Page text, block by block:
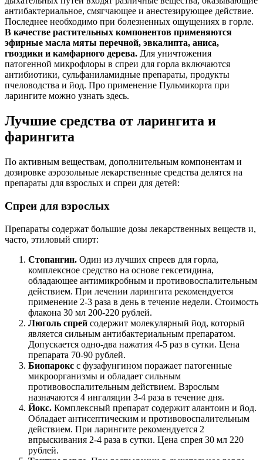
антибактериальное, смягчающее и анестезирующее действие.
Последнее необходимо при болезненных ощущениях в горле.
В качестве растительных компонентов применяются
эфирные масла мяты перечной, эвкалипта, аниса,
гвоздики и камфарного дерева. Для уничтожения
патогенной микрофлоры в спреи для горла включаются
антибиотики, сульфаниламидные препараты, продукты
пчеловодства и йод. Про применение Пульмикорта при
ларингите можно узнать здесь.
Лучшие средства от ларингита и
фарингита
По активным веществам, дополнительным компонентам и
дозировке аэрозольные лекарственные средства делятся на
препараты для взрослых и спреи для детей:
Спреи для взрослых
Препараты содержат большие дозы лекарственных веществ и,
часто, этиловый спирт:
Стопангин. Один из лучших спреев для горла,
комплексное средство на основе гексетидина,
обладающее антимикробным и противовоспалительным
действием. При лечении ларингита рекомендуется
применение 2-3 раза в день в течение недели. Стоимость
флакона 30 мл 200-220 рублей.
Люголь спрей содержит молекулярный йод, который
является сильным антибактериальным препаратом.
Допускается одно-два нажатия 4-5 раз в сутки. Цена
препарата 70-90 рублей.
Биопарокс с фузафунгином поражает патогенные
микроорганизмы и обладает сильным
противовоспалительным действием. Взрослым
назначаются 4 ингаляции 3-4 раза в течение дня.
Йокс. Комплексный препарат содержит алантоин и йод.
Обладает антисептическим и противовоспалительным
действием. При ларингите рекомендуется 2
впрыскивания 2-4 раза в сутки. Цена спрея 30 мл 220
рублей.